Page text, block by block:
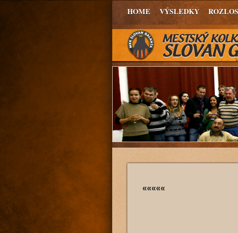
HOME VÝSLEDKY
«««««